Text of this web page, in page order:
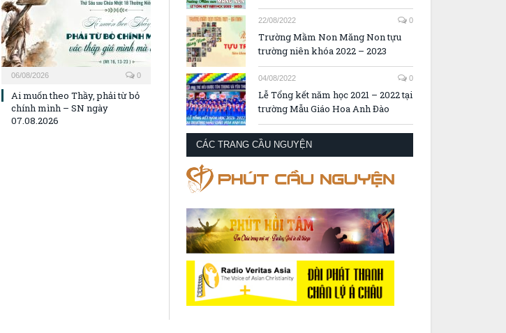
06/08/2026 0
Ai muốn theo Thầy, phải từ bỏ
chính mình – SN ngày
07.08.2026
22/08/2022 0
Trường Mầm Non Măng Non tựu
trường niên khóa 2022 – 2023
04/08/2022 0
Lễ Tổng kết năm học 2021 – 2022 tại
trường Mẫu Giáo Hoa Anh Đào
CÁC TRANG CẦU NGUYỆN